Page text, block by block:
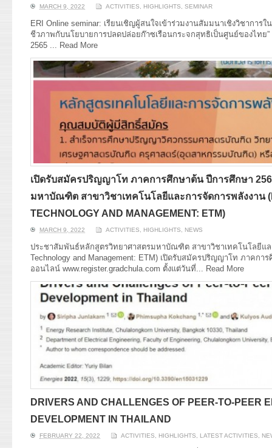
MARCH 9, 2022 ACTIVITIES, HIGHLIGHTS, SEMINAR
ERI Online seminar: เรียนเชิญผู้สนใจเข้าร่วมงานสัมมนาเชิงวิชาการใ
ชีวภาพกับนโยบายการปลดปล่อยก๊าซเรือนกระจกสุทธิเป็นศูนย์ของไทย
2565 ... Read More
เปิดรับสมัครปริญญาโท ภาคการศึกษาต้น ปีการศึกษา
มหาบัณฑิต สาขาวิชาเทคโนโลยีและการจัดการพลังงาน
TECHNOLOGY AND MANAGEMENT: ETM)
MARCH 9, 2022 ACTIVITIES HIGHLIGHTS NEWS
ประชาสัมพันธ์หลักสูตรวิทยาศาสตรมหาบัณฑิต สาขาวิชาเทคโนโลยีแล
Technology and Management: ETM) เปิดรับสมัครปริญญาโท ภาคกา
ออนไลน์ www.register.gradchula.com ตั้งแต่วันที่...
Read More
DRIVERS AND CHALLENGES OF PEER-TO-PEER
DEVELOPMENT IN THAILAND
FEBRUARY 22, 2022 ACTIVITIES, HIGHLIGHTS, LATEST ACTIVITIES,